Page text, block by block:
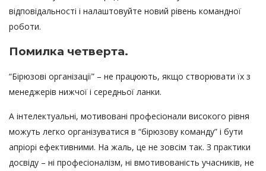
відповідальності і налаштовуйте новий рівень командної
роботи.
Помилка четверта.
“Бірюзові організації” – не працюють, якщо створювати їх з
менеджерів нижчої і середньої ланки.
А інтелектуальні, мотивовані професіонали високого рівня
можуть легко організуватися в “бірюзову команду” і бути
апріорі ефективними. На жаль, це не зовсім так. З практики
досвіду – ні професіоналізм, ні вмотивованість учасників, не